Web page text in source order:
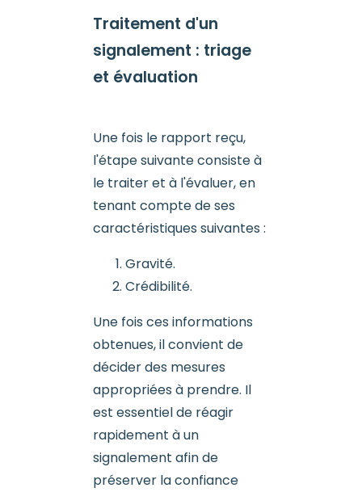
Traitement d'un
signalement : triage
et évaluation
Une fois le rapport reçu,
l'étape suivante consiste à
le traiter et à l'évaluer, en
tenant compte de ses
caractéristiques suivantes :
Gravité.
Crédibilité.
Une fois ces informations
obtenues, il convient de
décider des mesures
appropriées à prendre. Il
est essentiel de réagir
rapidement à un
signalement afin de
préserver la confiance